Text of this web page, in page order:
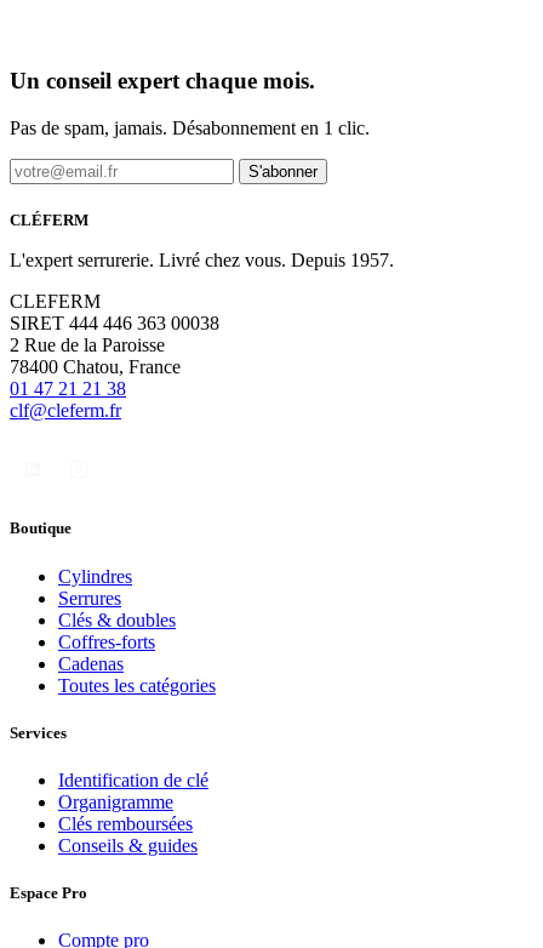
Un conseil expert chaque mois.
Pas de spam, jamais. Désabonnement en 1 clic.
S'abonner
CLÉFERM
L'expert serrurerie. Livré chez vous. Depuis 1957.
CLEFERM
SIRET 444 446 363 00038
2 Rue de la Paroisse
78400 Chatou, France
01 47 21 21 38
clf@cleferm.fr
Boutique
Cylindres
Serrures
Clés & doubles
Coffres-forts
Cadenas
Toutes les catégories
Services
Identification de clé
Organigramme
Clés remboursées
Conseils & guides
Espace Pro
Compte pro